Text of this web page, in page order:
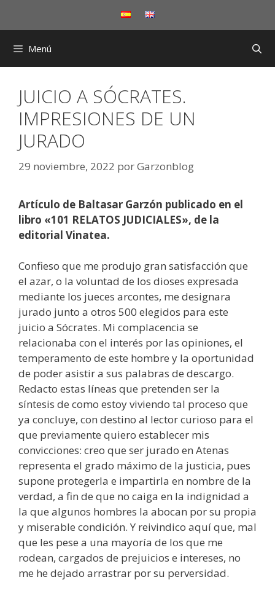
Menú
JUICIO A SÓCRATES.
IMPRESIONES DE UN
JURADO
29 noviembre, 2022 porGarzonblog
Artículo de Baltasar Garzón publicado en el
libro «101 RELATOS JUDICIALES», de la
editorial Vinatea.
Confieso que me produjo gran satisfacción que
el azar, o la voluntad de los dioses expresada
mediante los jueces arcontes, me designara
jurado junto a otros 500 elegidos para este
juicio a Sócrates. Mi complacencia se
relacionaba con el interés por las opiniones, el
temperamento de este hombre y la oportunidad
de poder asistir a sus palabras de descargo.
Redacto estas líneas que pretenden ser la
síntesis de como estoy viviendo tal proceso que
ya concluye, con destino al lector curioso para el
que previamente quiero establecer mis
convicciones: creo que ser jurado en Atenas
representa el grado máximo de la justicia, pues
supone protegerla e impartirla en nombre de la
verdad, a fin de que no caiga en la indignidad a
la que algunos hombres la abocan por su propia
y miserable condición. Y reivindico aquí que, mal
que les pese a una mayoría de los que me
rodean, cargados de prejuicios e intereses, no
me he dejado arrastrar por su perversidad.